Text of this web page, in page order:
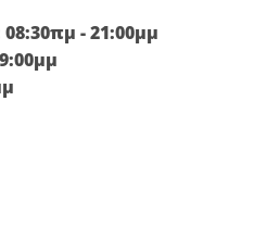
- 21:00μμ